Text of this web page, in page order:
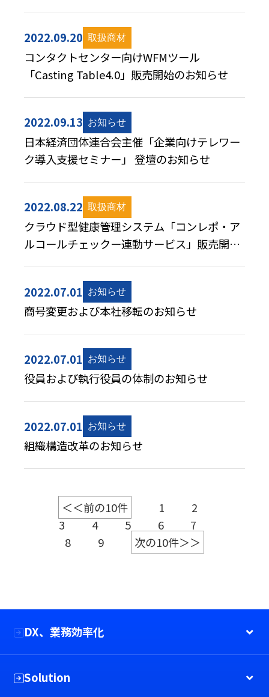
2022.09.20
コンタクトセンター向けWFMツール
「Casting Table4.0」販売開始のお知らせ
2022.09.13
日本経済団体連合会主催「企業向けテレワー
ク導入支援セミナー」 登壇のお知らせ
2022.08.22
クラウド型健康管理システム「コンレポ・ア
ルコールチェックー連動サービス」販売開始
2022.07.01
商号変更および本社移転のお知らせ
2022.07.01
役員および執行役員の体制のお知らせ
2022.07.01
組織構造改革のお知らせ
＜＜前の10件 1
2
3
4 5 6
7
8
9 次の10件＞＞
DX、業務効率化
Solution